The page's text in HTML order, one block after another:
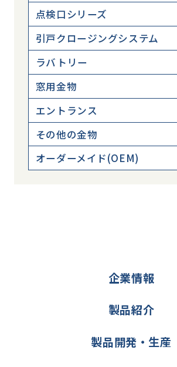
点検口シリーズ
引戸クロージングシステム
ラバトリー
窓用金物
エントランス
その他の金物
オーダーメイド(OEM)
企業情報
製品紹介
製品開発・生産